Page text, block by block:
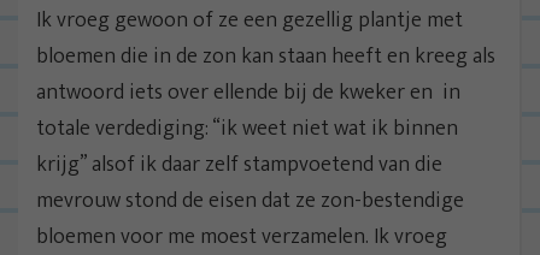
Ik vroeg gewoon of ze een gezellig plantje met
bloemen die in de zon kan staan heeft en kreeg als
antwoord iets over ellende bij de kweker en in
totale verdediging: “ik weet niet wat ik binnen
krijg” alsof ik daar zelf stampvoetend van die
mevrouw stond de eisen dat ze zon-bestendige
bloemen voor me moest verzamelen. Ik vroeg